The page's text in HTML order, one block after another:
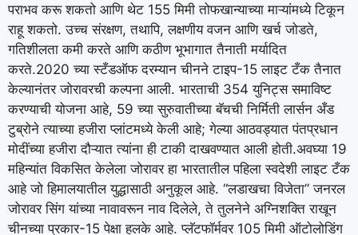
पराभव करू शकतो आणि थेट 155 मिमी तोफखान्याच्या माऱ्यांमध्ये टिकून
राहू शकतो. उच्च संरक्षण, तथापि, लक्षणीय वजन आणि खर्च जोडते,
गतिशीलता कमी करते आणि कठीण भूभागात तैनाती मर्यादित
करते.2020 च्या स्टँडऑफ दरम्यान चीनने टाइप-15 लाइट टँक तैनात
केल्यानंतर जोरावरची कल्पना आली. भारताची 354 युनिट्स समाविष्ट
करण्याची योजना आहे, 59 च्या सुरुवातीच्या बॅचची निर्मिती लार्सन अँड
टुब्रोने त्याच्या हजीरा प्लांटमध्ये केली आहे; गेल्या आठवड्यात पंतप्रधान
मोदींच्या हजीरा दौऱ्यात त्यांना ही टाकी दाखवण्यात आली होती.अवघ्या 19
महिन्यांत विकसित केलेला जोरावर हा भारतातील पहिला स्वदेशी लाइट टँक
आहे जो हिमालयातील युद्धासाठी अनुकूल आहे. “लडाखचा विजेता” जनरल
जोरावर सिंग यांच्या नावावरून नाव दिलेले, ते तुलनेने अग्निशक्ति राखून
चीनच्या प्रकार-15 पेक्षा हलके आहे. प्लॅटफॉर्मवर 105 मिमी ऑटोलोडिंग